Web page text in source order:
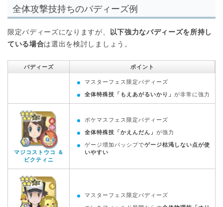
全体攻撃技持ちのバディーズ例
限定バディーズになりますが、 以下強力なバディーズを所持し
ている場合は選出を検討しましょう。
バディーズ ポイント
マスターフェス限定バディーズ
全体特殊技「もえあがるいかり」 が非常に強力
マジコストウコ ＆
ビクティニ
ポケマスフェス限定バディーズ
全体特殊技「かえんだん」 が強力
ゲージ増加パッシブでゲージ枯渇しない点が使
いやすい
マスターフェス限定バディーズ